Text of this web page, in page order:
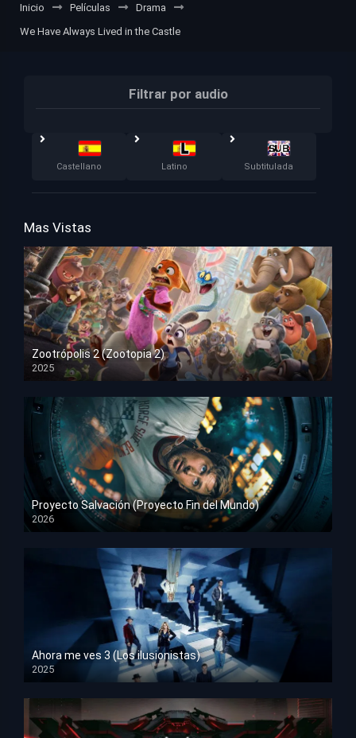
Inicio Películas
Drama
We Have Always Lived in the Castle
Filtrar por audio
Castellano Latino Subtitulada
Mas Vistas
Zootrópolis 2 (Zootopia 2)
2025
HD 1080p
Proyecto Salvación (Proyecto Fin del Mundo)
2026
HD 1080p
Ahora me ves 3 (Los ilusionistas)
2025
HD 1080p